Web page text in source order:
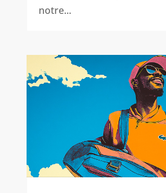
notre...